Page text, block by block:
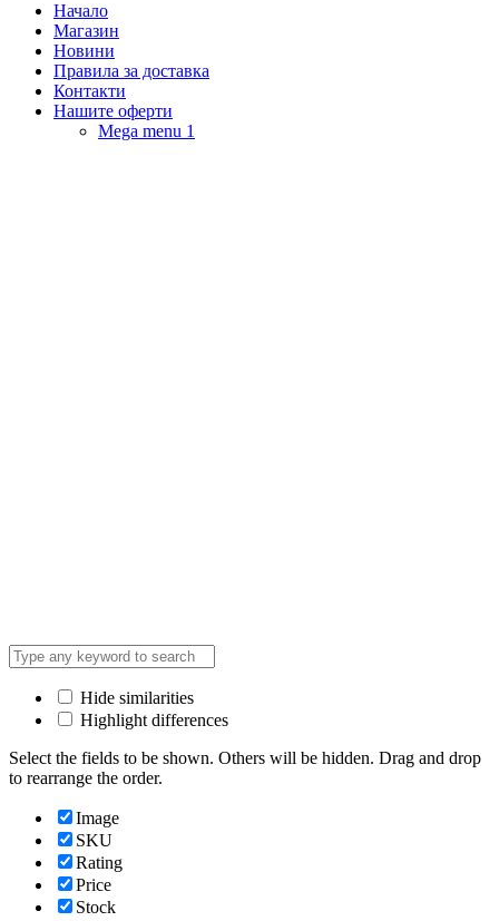
Начало
Магазин
Новини
Правила за доставка
Контакти
Нашите оферти
Mega menu 1
Hide similarities
Highlight differences
Select the fields to be shown. Others will be hidden. Drag and drop
to rearrange the order.
Image
SKU
Rating
Price
Stock